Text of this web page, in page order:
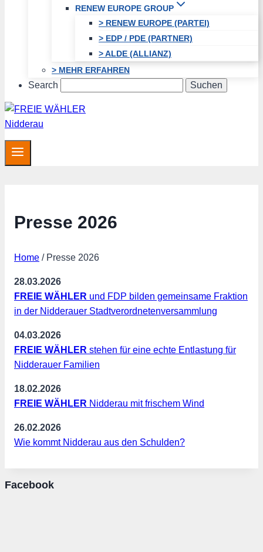
RENEW EUROPE GROUP
> RENEW EUROPE (PARTEI)
> EDP / PDE (PARTNER)
> ALDE (ALLIANZ)
> MEHR ERFAHREN
Search
Presse 2026
Home / Presse 2026
28.03.2026
FREIE WÄHLER und FDP bilden gemeinsame Fraktion
in der Nidderauer Stadtverordnetenversammlung
04.03.2026
FREIE WÄHLER stehen für eine echte Entlastung für
Nidderauer Familien
18.02.2026
FREIE WÄHLER Nidderau mit frischem Wind
26.02.2026
Wie kommt Nidderau aus den Schulden?
Facebook